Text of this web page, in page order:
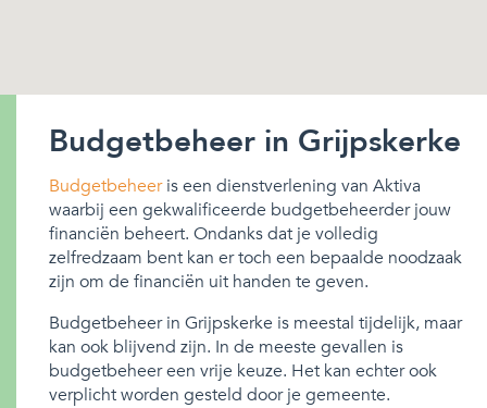
Budgetbeheer in Grijpskerke
Budgetbeheeris een dienstverlening van Aktiva
waarbij een gekwalificeerde budgetbeheerder jouw
financiën beheert. Ondanks dat je volledig
zelfredzaam bent kan er toch een bepaalde noodzaak
zijn om de financiën uit handen te geven.
Budgetbeheer in Grijpskerke is meestal tijdelijk, maar
kan ook blijvend zijn. In de meeste gevallen is
budgetbeheer een vrije keuze. Het kan echter ook
verplicht worden gesteld door je gemeente.